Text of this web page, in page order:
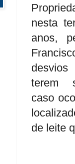
nesta
anos,
terem
caso
de leite